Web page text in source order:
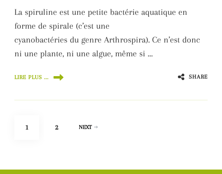
La spiruline est une petite bactérie aquatique en
forme de spirale (c’est une
cyanobactéries du genre Arthrospira). Ce n’est donc
ni une plante, ni une algue, même si …
LIRE PLUS ... SHARE
Pagination
PAGE
1 PAGE
2 NEXT